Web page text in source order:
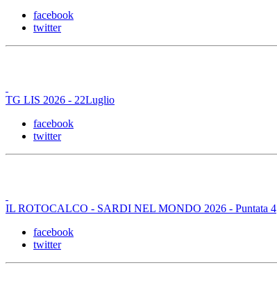
facebook
twitter
TG LIS 2026 - 22Luglio
facebook
twitter
IL ROTOCALCO - SARDI NEL MONDO 2026 - Puntata 4
facebook
twitter